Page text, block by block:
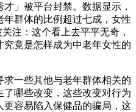
」被平台封禁。数据显示，
年群体的比例超过七成，女性
注：这个看上去平平无奇，
竟是怎样成为中老年女性的
一些其他与老年群体相关的
哪些改变，这些改变对行为
容易陷入保健品的骗局，这